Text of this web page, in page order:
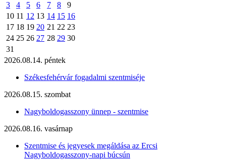
3
4 5 6 7 8
9
10 11 12 13 14 15 16
17 18 19 20 21 22 23
24 25 26 27 28 29 30
31
2026.08.14. péntek
Székesfehérvár fogadalmi szentmiséje
2026.08.15. szombat
Nagyboldogasszony ünnep - szentmise
2026.08.16. vasárnap
Szentmise és jegyesek megáldása az Ercsi
Nagyboldogasszony-napi búcsún